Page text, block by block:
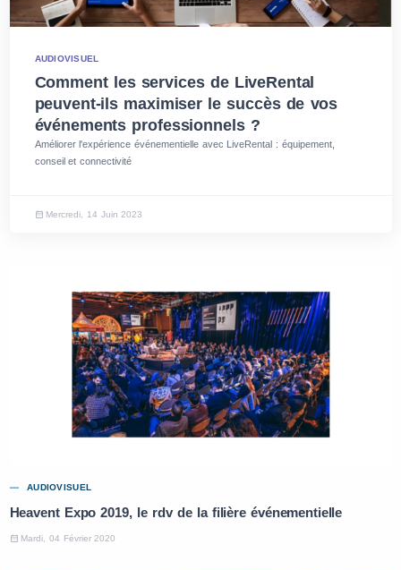
AUDIOVISUEL
Comment les services de LiveRental
peuvent-ils maximiser le succès de vos
événements professionnels ?
Améliorer l'expérience événementielle avec LiveRental : équipement,
conseil et connectivité
Mercredi, 14 Juin 2023
AUDIOVISUEL
Heavent Expo 2019, le rdv de la filière événementielle
Mardi, 04 Février 2020